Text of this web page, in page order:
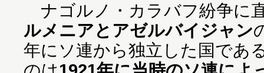
ナゴルノ・カラバフ紛争に
ルメニアとアゼルバイジャン
年にソ連から独立した国であ